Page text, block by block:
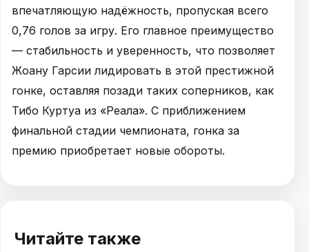
впечатляющую надёжность, пропуская всего
0,76 голов за игру. Его главное преимущество
— стабильность и уверенность, что позволяет
Жоану Гарсии лидировать в этой престижной
гонке, оставляя позади таких соперников, как
Тибо Куртуа из «Реала». С приближением
финальной стадии чемпионата, гонка за
премию приобретает новые обороты.
Читайте также